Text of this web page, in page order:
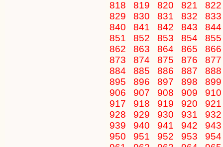
818
819 820 821
829
830 831 832
840
841 842 843
851
852 853 854
862
863 864 865
873
874 875 876
884
885 886 887
895
896 897 898
906
907 908 909
917
918 919 920
928
929 930 931
939
940 941 942
950
951 952 953